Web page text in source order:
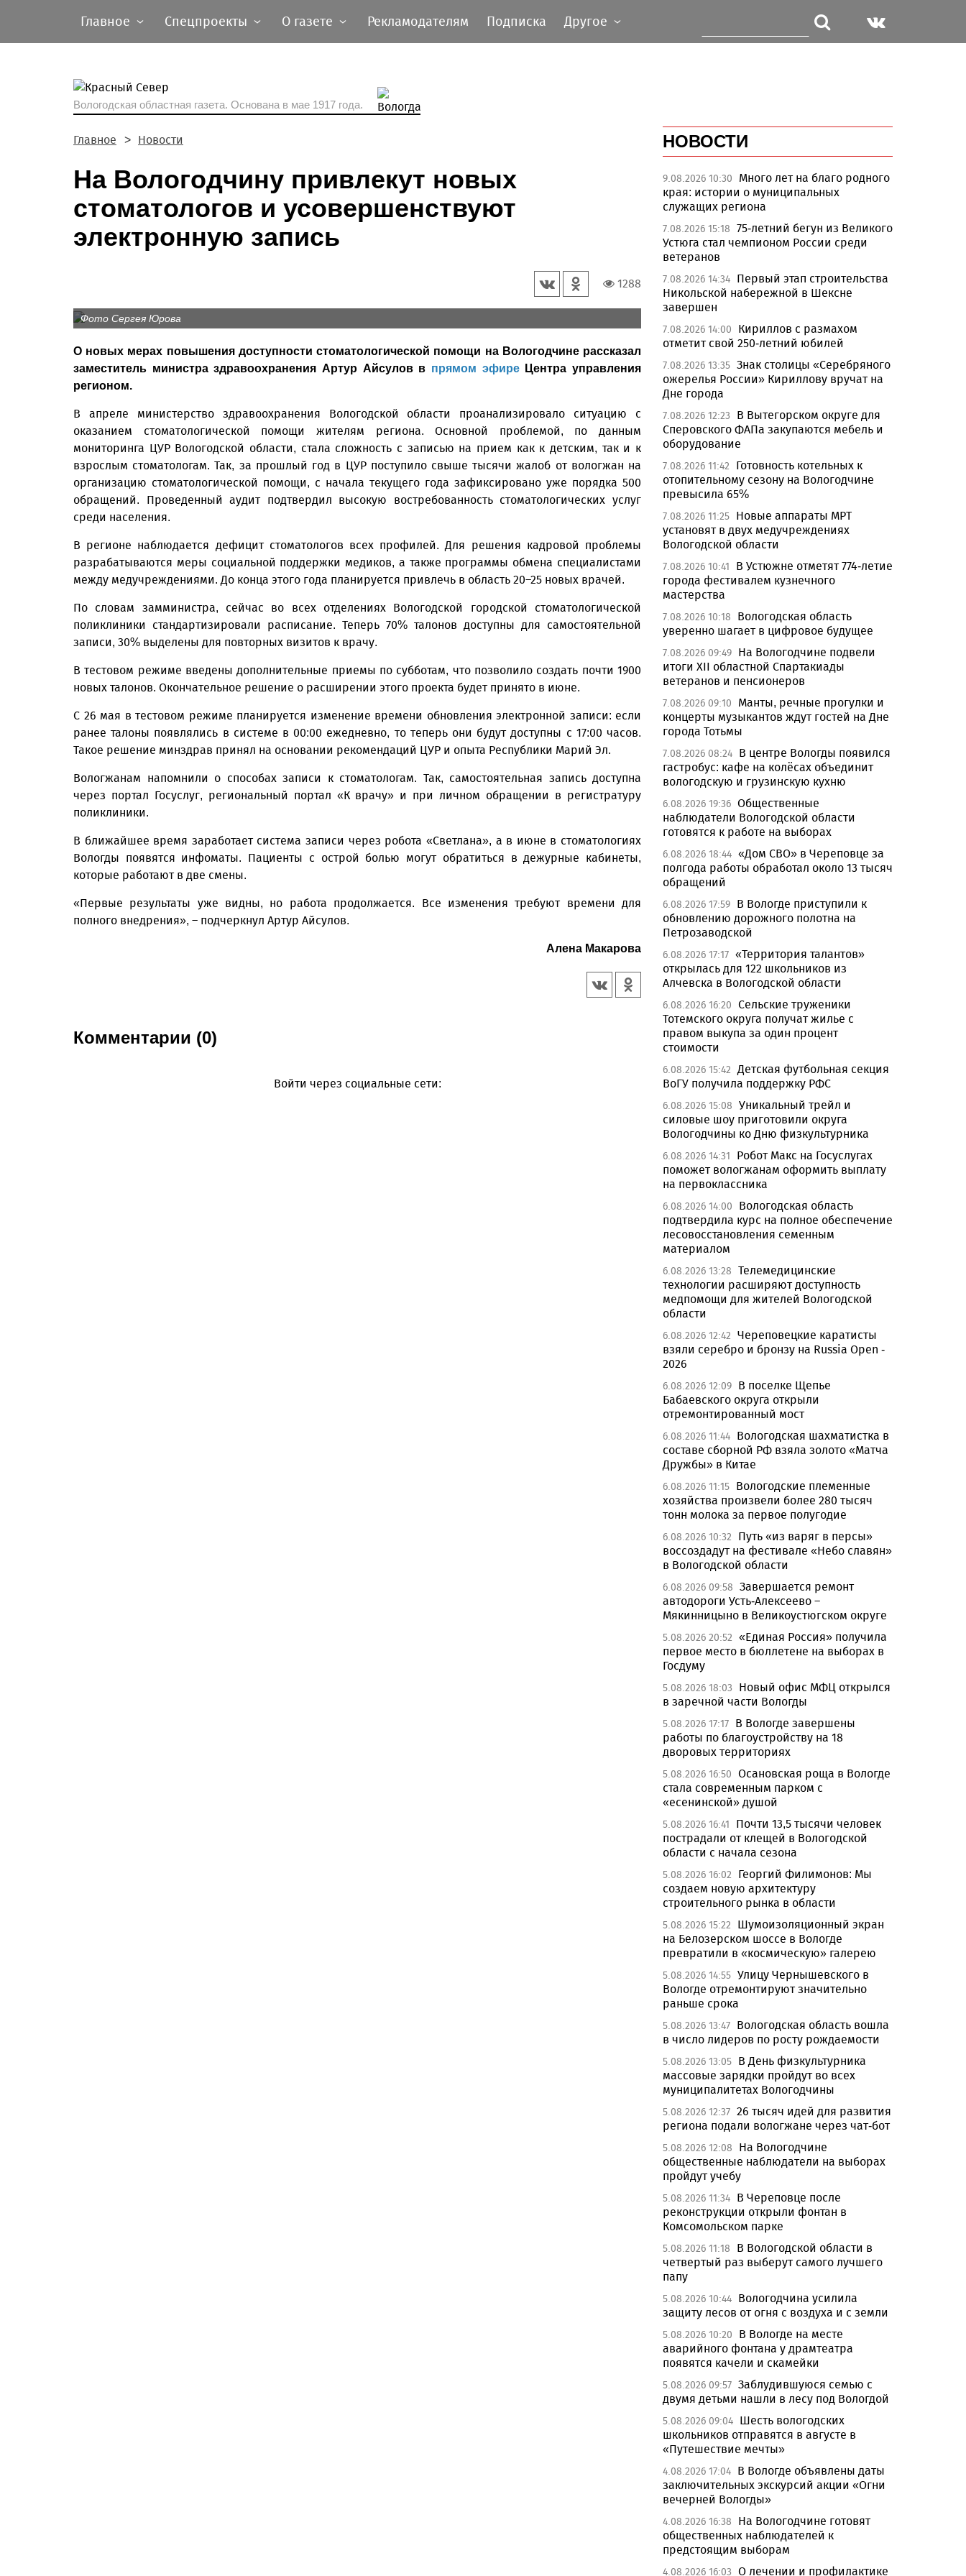
Главное Спецпроекты О газете Рекламодателям Подписка Другое
Вологодская областная газета. Основана в мае 1917 года.
Главное Новости
На Вологодчину привлекут новых
стоматологов и усовершенствуют
электронную запись
1288
Фото Сергея Юрова
О новых мерах повышения доступности стоматологической помощи на Вологодчине рассказал
заместитель министра здравоохранения Артур Айсулов в прямом эфиреЦентра управления
регионом.
В апреле министерство здравоохранения Вологодской области проанализировало ситуацию с
оказанием стоматологической помощи жителям региона. Основной проблемой, по данным
мониторинга ЦУР Вологодской области, стала сложность с записью на прием как к детским, так и к
взрослым стоматологам. Так, за прошлый год в ЦУР поступило свыше тысячи жалоб от вологжан на
организацию стоматологической помощи, с начала текущего года зафиксировано уже порядка 500
обращений. Проведенный аудит подтвердил высокую востребованность стоматологических услуг
среди населения.
В регионе наблюдается дефицит стоматологов всех профилей. Для решения кадровой проблемы
разрабатываются меры социальной поддержки медиков, а также программы обмена специалистами
между медучреждениями. До конца этого года планируется привлечь в область 20–25 новых врачей.
По словам замминистра, сейчас во всех отделениях Вологодской городской стоматологической
поликлиники стандартизировали расписание. Теперь 70% талонов доступны для самостоятельной
записи, 30% выделены для повторных визитов к врачу.
В тестовом режиме введены дополнительные приемы по субботам, что позволило создать почти 1900
новых талонов. Окончательное решение о расширении этого проекта будет принято в июне.
С 26 мая в тестовом режиме планируется изменение времени обновления электронной записи: если
ранее талоны появлялись в системе в 00:00 ежедневно, то теперь они будут доступны с 17:00 часов.
Такое решение минздрав принял на основании рекомендаций ЦУР и опыта Республики Марий Эл.
Вологжанам напомнили о способах записи к стоматологам. Так, самостоятельная запись доступна
через портал Госуслуг, региональный портал «К врачу» и при личном обращении в регистратуру
поликлиники.
В ближайшее время заработает система записи через робота «Светлана», а в июне в стоматологиях
Вологды появятся инфоматы. Пациенты с острой болью могут обратиться в дежурные кабинеты,
которые работают в две смены.
«Первые результаты уже видны, но работа продолжается. Все изменения требуют времени для
полного внедрения», – подчеркнул Артур Айсулов.
Алена Макарова
Комментарии (0)
Войти через социальные сети:
НОВОСТИ
9.08.2026 10:30
Много лет на благо родного
края: истории о муниципальных
служащих региона
7.08.2026 15:18 75-летний бегун из Великого
Устюга стал чемпионом России среди
ветеранов
7.08.2026 14:34 Первый этап строительства
Никольской набережной в Шексне
завершен
7.08.2026 14:00
Кириллов с размахом
отметит свой 250-летний юбилей
7.08.2026 13:35 Знак столицы «Серебряного
ожерелья России» Кириллову вручат на
Дне города
7.08.2026 12:23
В Вытегорском округе для
Сперовского ФАПа закупаются мебель и
оборудование
7.08.2026 11:42
Готовность котельных к
отопительному сезону на Вологодчине
превысила 65%
7.08.2026 11:25 Новые аппараты МРТ
установят в двух медучреждениях
Вологодской области
7.08.2026 10:41
В Устюжне отметят 774-летие
города фестивалем кузнечного
мастерства
7.08.2026 10:18
Вологодская область
уверенно шагает в цифровое будущее
7.08.2026 09:49 На Вологодчине подвели
итоги XII областной Спартакиады
ветеранов и пенсионеров
7.08.2026 09:10
Манты, речные прогулки и
концерты музыкантов ждут гостей на Дне
города Тотьмы
7.08.2026 08:24 В центре Вологды появился
гастробус: кафе на колёсах объединит
вологодскую и грузинскую кухню
6.08.2026 19:36 Общественные
наблюдатели Вологодской области
готовятся к работе на выборах
6.08.2026 18:44 «Дом СВО» в Череповце за
полгода работы обработал около 13 тысяч
обращений
6.08.2026 17:59 В Вологде приступили к
обновлению дорожного полотна на
Петрозаводской
6.08.2026 17:17 «Территория талантов»
открылась для 122 школьников из
Алчевска в Вологодской области
6.08.2026 16:20 Сельские труженики
Тотемского округа получат жилье с
правом выкупа за один процент
стоимости
6.08.2026 15:42 Детская футбольная секция
ВоГУ получила поддержку РФС
6.08.2026 15:08 Уникальный трейл и
силовые шоу приготовили округа
Вологодчины ко Дню физкультурника
6.08.2026 14:31
Робот Макс на Госуслугах
поможет вологжанам оформить выплату
на первоклассника
6.08.2026 14:00
Вологодская область
подтвердила курс на полное обеспечение
лесовосстановления семенным
материалом
6.08.2026 13:28 Телемедицинские
технологии расширяют доступность
медпомощи для жителей Вологодской
области
6.08.2026 12:42 Череповецкие каратисты
взяли серебро и бронзу на Russia Open -
2026
6.08.2026 12:09 В поселке Щепье
Бабаевского округа открыли
отремонтированный мост
6.08.2026 11:44 Вологодская шахматистка в
составе сборной РФ взяла золото «Матча
Дружбы» в Китае
6.08.2026 11:15 Вологодские племенные
хозяйства произвели более 280 тысяч
тонн молока за первое полугодие
6.08.2026 10:32
Путь «из варяг в персы»
воссоздадут на фестивале «Небо славян»
в Вологодской области
6.08.2026 09:58 Завершается ремонт
автодороги Усть-Алексеево –
Мякинницыно в Великоустюгском округе
5.08.2026 20:52 «Единая Россия» получила
первое место в бюллетене на выборах в
Госдуму
5.08.2026 18:03
Новый офис МФЦ открылся
в заречной части Вологды
5.08.2026 17:17 В Вологде завершены
работы по благоустройству на 18
дворовых территориях
5.08.2026 16:50 Осановская роща в Вологде
стала современным парком с
«есенинской» душой
5.08.2026 16:41
Почти 13,5 тысячи человек
пострадали от клещей в Вологодской
области с начала сезона
5.08.2026 16:02
Георгий Филимонов: Мы
создаем новую архитектуру
строительного рынка в области
5.08.2026 15:22
Шумоизоляционный экран
на Белозерском шоссе в Вологде
превратили в «космическую» галерею
5.08.2026 14:55 Улицу Чернышевского в
Вологде отремонтируют значительно
раньше срока
5.08.2026 13:47 Вологодская область вошла
в число лидеров по росту рождаемости
5.08.2026 13:05 В День физкультурника
массовые зарядки пройдут во всех
муниципалитетах Вологодчины
5.08.2026 12:37 26 тысяч идей для развития
региона подали вологжане через чат-бот
5.08.2026 12:08
На Вологодчине
общественные наблюдатели на выборах
пройдут учебу
5.08.2026 11:34 В Череповце после
реконструкции открыли фонтан в
Комсомольском парке
5.08.2026 11:18
В Вологодской области в
четвертый раз выберут самого лучшего
папу
5.08.2026 10:44 Вологодчина усилила
защиту лесов от огня с воздуха и с земли
5.08.2026 10:20
В Вологде на месте
аварийного фонтана у драмтеатра
появятся качели и скамейки
5.08.2026 09:57 Заблудившуюся семью с
двумя детьми нашли в лесу под Вологдой
5.08.2026 09:04 Шесть вологодских
школьников отправятся в августе в
«Путешествие мечты»
4.08.2026 17:04 В Вологде объявлены даты
заключительных экскурсий акции «Огни
вечерней Вологды»
4.08.2026 16:38
На Вологодчине готовят
общественных наблюдателей к
предстоящим выборам
4.08.2026 16:03 О лечении и профилактике